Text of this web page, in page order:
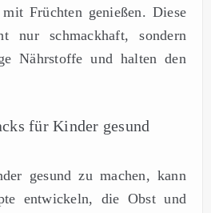
Früchten genießen. Diese
nur schmackhaft, sondern
Nährstoffe und halten den
für Kinder gesund
gesund zu machen, kann
entwickeln, die Obst und